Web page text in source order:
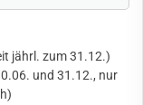
jährl. zum 31.12.)
und 31.12., nur